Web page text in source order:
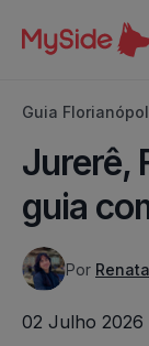
Guia
Jurerê,
guia
Por
02 Julho 2026